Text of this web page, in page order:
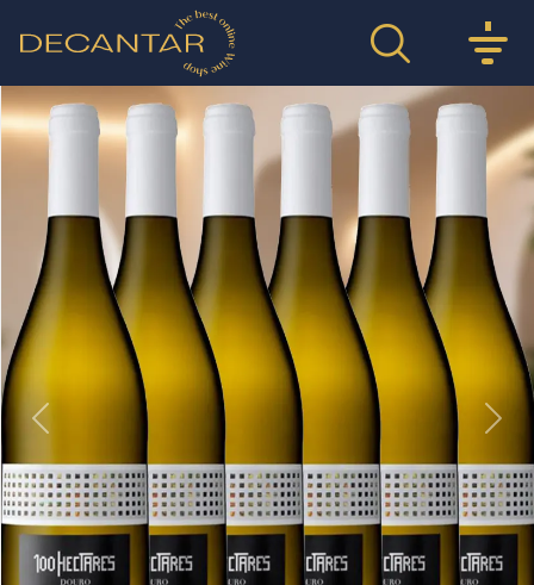
Previous